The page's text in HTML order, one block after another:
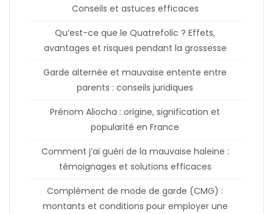
Conseils et astuces efficaces
Qu’est-ce que le Quatrefolic ? Effets,
avantages et risques pendant la grossesse
Garde alternée et mauvaise entente entre
parents : conseils juridiques
Prénom Aliocha : origine, signification et
popularité en France
Comment j’ai guéri de la mauvaise haleine :
témoignages et solutions efficaces
Complément de mode de garde (CMG) :
montants et conditions pour employer une